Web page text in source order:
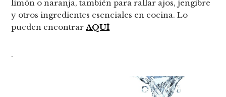
limón o naranja, también para rallar ajos, jengibre
y otros ingredientes esenciales en cocina. Lo
pueden encontrarAQUÍ
.